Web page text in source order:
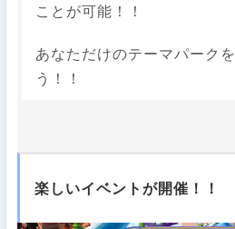
ことが可能！！
あなただけのテーマパーク
う！！
楽しいイベントが開催！！